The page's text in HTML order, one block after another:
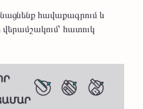
հավաքագրում և
հատուկ